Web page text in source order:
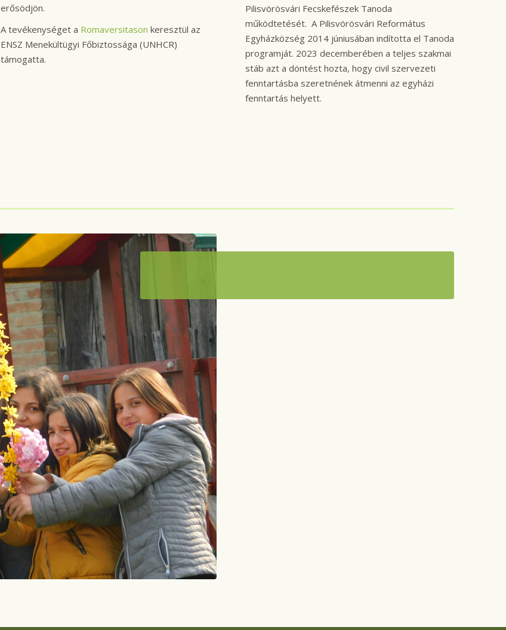
erősödjön.
A tevékenységet a Romaversitason keresztül az
ENSZ Menekültügyi Főbiztossága (UNHCR)
támogatta.
Pilisvörösvári Fecskefészek Tanoda
működtetését. A Pilisvörösvári Református
Egyházközség 2014 júniusában indította el Tanoda
programját. 2023 decemberében a teljes szakmai
stáb azt a döntést hozta, hogy civil szervezeti
fenntartásba szeretnének átmenni az egyházi
fenntartás helyett.